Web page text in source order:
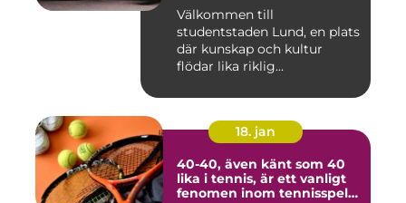
Välkommen till
studentstaden Lund, en plats
där kunskap och kultur
flödar lika riklig...
18. jan
40-40, även känt som 40
lika i tennis, är ett vanligt
fenomen inom tennisspelet